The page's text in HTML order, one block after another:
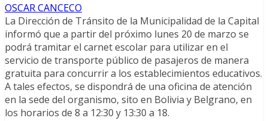
OSCAR CANCECO
La Dirección de Tránsito de la Municipalidad de la Capital
informó que a partir del próximo lunes 20 de marzo se
podrá tramitar el carnet escolar para utilizar en el
servicio de transporte público de pasajeros de manera
gratuita para concurrir a los establecimientos educativos.
A tales efectos, se dispondrá de una oficina de atención
en la sede del organismo, sito en Bolivia y Belgrano, en
los horarios de 8 a 12:30 y 13:30 a 18.